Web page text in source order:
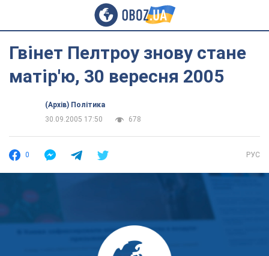
Гвінет Пелтроу знову стане
матір'ю, 30 вересня 2005
(Архів) Політика
30.09.2005 17:50
678
0 РУС